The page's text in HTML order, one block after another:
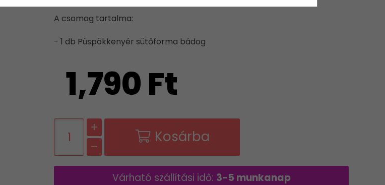
A csomag tartalma:
- 1 db Püspökkenyér sütőforma bádog
1,790 Ft
Kosárba
Várható szállítási idő: 3-5 munkanap